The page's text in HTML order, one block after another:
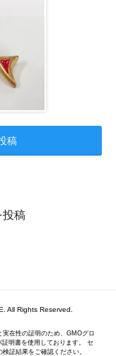
稿
投稿
All Rights Reserved.
在性の証明のため、GMOグロ
明書を使用しております。 セ
証結果をご確認ください。